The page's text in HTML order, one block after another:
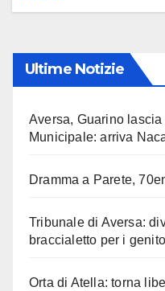
Ultime Notizie
Aversa, Guarino
Municipale: arriva
Dramma a Parete,
Tribunale di Aversa:
braccialetto per i
Orta di Atella: torna